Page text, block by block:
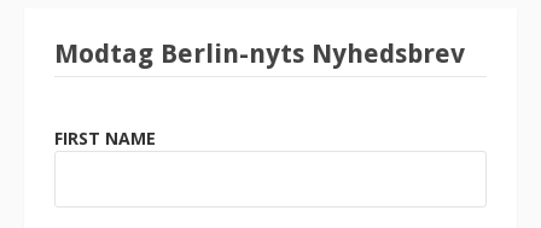
Modtag Berlin-nyts Nyhedsbrev
FIRST NAME